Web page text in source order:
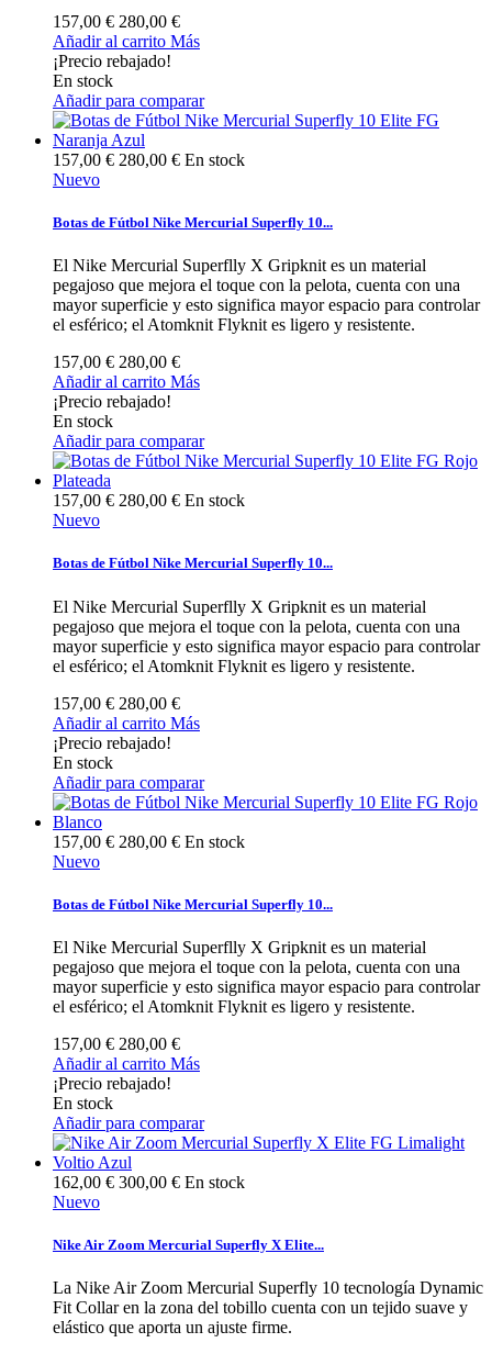
157,00 € 280,00 €
Añadir al carrito Más
¡Precio rebajado!
En stock
Añadir para comparar
157,00 € 280,00 € En stock
Nuevo
Botas de Fútbol Nike Mercurial Superfly 10...
El Nike Mercurial Superflly X Gripknit es un material
pegajoso que mejora el toque con la pelota, cuenta con una
mayor superficie y esto significa mayor espacio para controlar
el esférico; el Atomknit Flyknit es ligero y resistente.
157,00 € 280,00 €
Añadir al carrito Más
¡Precio rebajado!
En stock
Añadir para comparar
157,00 € 280,00 € En stock
Nuevo
Botas de Fútbol Nike Mercurial Superfly 10...
El Nike Mercurial Superflly X Gripknit es un material
pegajoso que mejora el toque con la pelota, cuenta con una
mayor superficie y esto significa mayor espacio para controlar
el esférico; el Atomknit Flyknit es ligero y resistente.
157,00 € 280,00 €
Añadir al carrito Más
¡Precio rebajado!
En stock
Añadir para comparar
157,00 € 280,00 € En stock
Nuevo
Botas de Fútbol Nike Mercurial Superfly 10...
El Nike Mercurial Superflly X Gripknit es un material
pegajoso que mejora el toque con la pelota, cuenta con una
mayor superficie y esto significa mayor espacio para controlar
el esférico; el Atomknit Flyknit es ligero y resistente.
157,00 € 280,00 €
Añadir al carrito Más
¡Precio rebajado!
En stock
Añadir para comparar
162,00 € 300,00 € En stock
Nuevo
Nike Air Zoom Mercurial Superfly X Elite...
La Nike Air Zoom Mercurial Superfly 10 tecnología Dynamic
Fit Collar en la zona del tobillo cuenta con un tejido suave y
elástico que aporta un ajuste firme.